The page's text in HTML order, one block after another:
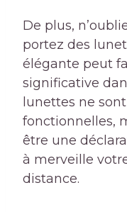
De plus,
portez des
élégante peut
significative
lunettes ne
fonctionnelles,
être une
à merveille
distance.